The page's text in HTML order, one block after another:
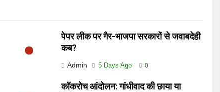
पेपर लीक पर गैर-भाजपा सरकारों से जवाबदेही
कब?
Admin 5 Days Ago 0
कॉकरोच आंदोलन: गांधीवाद की छाया या